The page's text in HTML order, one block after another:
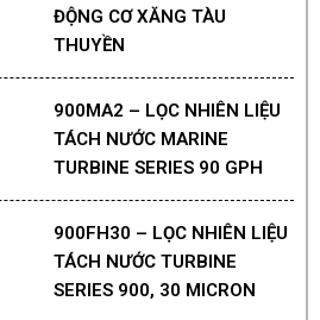
ĐỘNG CƠ XĂNG TÀU
THUYỀN
900MA2 – LỌC NHIÊN LIỆU
TÁCH NƯỚC MARINE
TURBINE SERIES 90 GPH
900FH30 – LỌC NHIÊN LIỆU
TÁCH NƯỚC TURBINE
SERIES 900, 30 MICRON